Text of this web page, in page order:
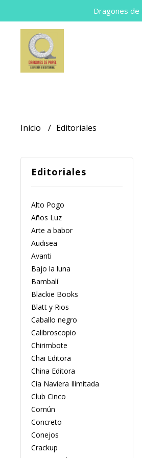
Dragones de
Inicio Editoriales
Editoriales
Alto Pogo
Años Luz
Arte a babor
Audisea
Avanti
Bajo la luna
Bambalí
Blackie Books
Blatt y Rios
Caballo negro
Calibroscopio
Chirimbote
Chai Editora
China Editora
Cía Naviera Ilimitada
Club Cinco
Común
Concreto
Conejos
Crackup